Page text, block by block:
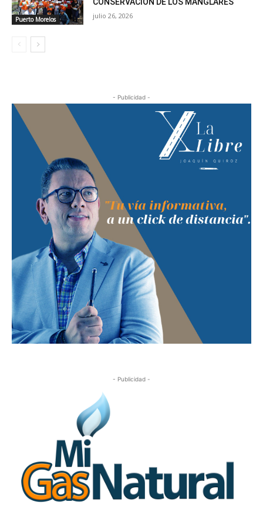
Puerto Morelos
CONSERVACIÓN DE LOS MANGLARES
julio 26, 2026
- Publicidad -
- Publicidad -